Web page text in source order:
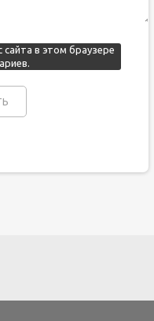
в этом браузере